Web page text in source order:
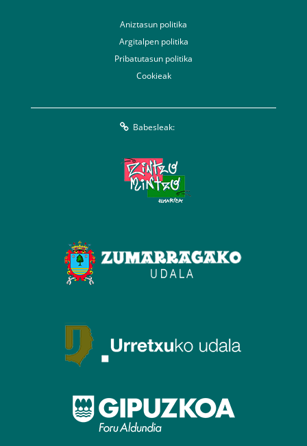
Aniztasun politika
Argitalpen politika
Pribatutasun politika
Cookieak
Babesleak: